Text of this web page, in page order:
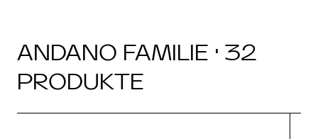
ANDANO FAMILIE · 32
PRODUKTE